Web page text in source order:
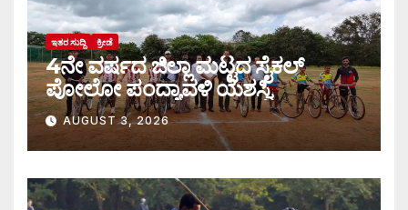
ಇತರ ಸುದ್ದಿ ಕ್ರೀಡೆ
4ನೇ ವರ್ಷದ ಜಿಲ್ಲಾ ಮಟ್ಟದ ಸೈಕಲ್
ಪೋಲೋ ಪಂದ್ಯಾವಳಿ ಯಶಸ್ವಿ
AUGUST 3, 2026